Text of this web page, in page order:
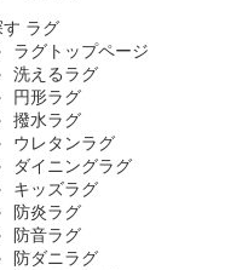
ラグ
ラグトップページ
洗えるラグ
円形ラグ
撥水ラグ
ウレタンラグ
ダイニングラグ
キッズラグ
防炎ラグ
防音ラグ
防ダニラグ